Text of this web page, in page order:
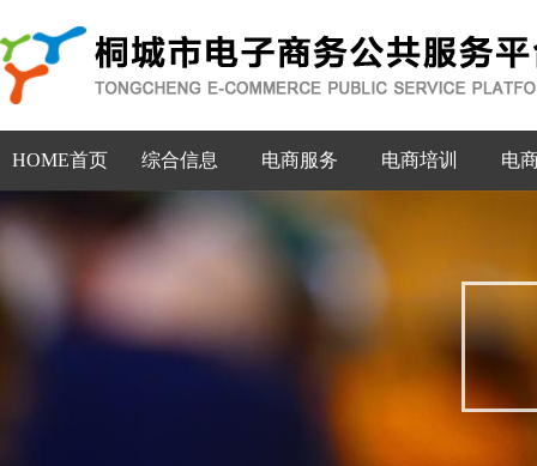
HOME首页 综合信息 电商服务 电商培训 电